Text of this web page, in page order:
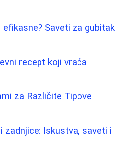
Saveti za gubitak
recept koji vraća
za Različite Tipove
zadnjice: Iskustva, saveti i